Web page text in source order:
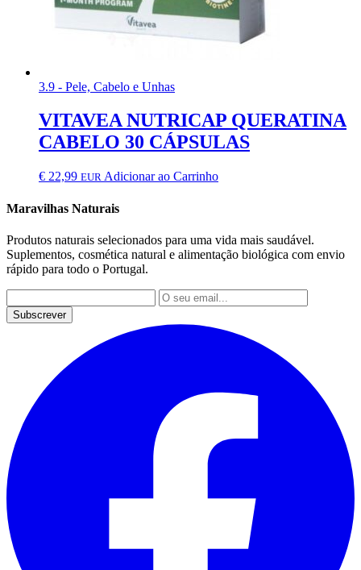
3.9 - Pele, Cabelo e Unhas
VITAVEA NUTRICAP QUERATINA
CABELO 30 CÁPSULAS
€ 22,99 EUR Adicionar ao Carrinho
Maravilhas Naturais
Produtos naturais selecionados para uma vida mais saudável.
Suplementos, cosmética natural e alimentação biológica com envio
rápido para todo o Portugal.
Subscrever